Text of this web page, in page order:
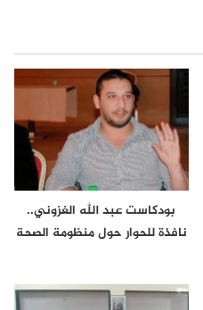
بودكاست عبد الله الغزوني..
نافذة للحوار حول منظومة الصحة